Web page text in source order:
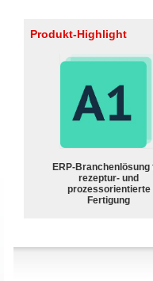
Produkt-Highlight
ERP-Branchenlösung
rezeptur- und
prozessorientierte
Fertigung